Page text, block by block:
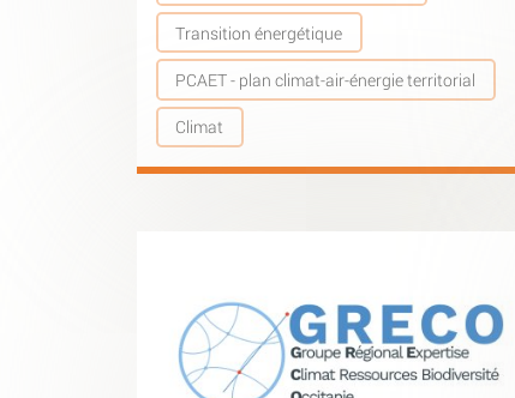
Transition énergétique
PCAET - plan climat-air-énergie territorial
Climat